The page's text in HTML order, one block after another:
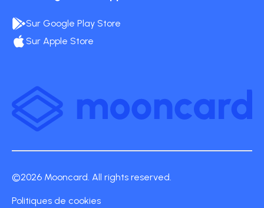
Sur Google Play Store
Sur Apple Store
©2026 Mooncard. All rights reserved.
Politiques de cookies